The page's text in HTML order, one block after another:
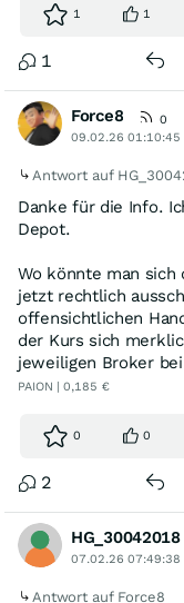
1 1
1
Force8
0
09.02.26 01:10:45
Antwort auf
Danke für die Info.
Depot.
Wo könnte man
jetzt rechtlich
offensichtlichen
der Kurs sich
jeweiligen Broker
PAION | 0,185 €
0 0
2
HG_30042018
07.02.26 07:49:38
Antwort auf Force8